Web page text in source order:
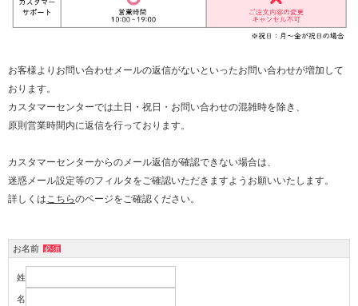
お客様よりお問い合わせメールの返信がないといったお問い合わせが増加して
おります。
カスタマーセンターでは土日・祝日・お問い合わせの混雑時を除き、
原則営業時間内に返信を行っております。
カスタマーセンターからのメール返信が確認できない場合は、
迷惑メール設定等のフィルタをご確認いただきますようお願いいたします。
詳しくはこちらのページをご確認ください。
お名前 必須
姓
名